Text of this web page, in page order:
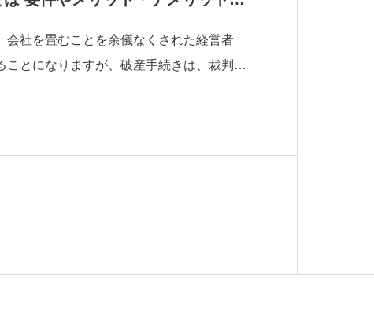
会社を畳むことを余儀なくされた経営者
ことになりますが、破産手続きは、裁判所